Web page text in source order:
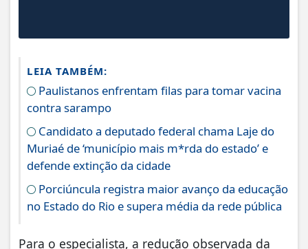
LEIA TAMBÉM:
Paulistanos enfrentam filas para tomar vacina
contra sarampo
Candidato a deputado federal chama Laje do
Muriaé de ‘município mais m*rda do estado’ e
defende extinção da cidade
Porciúncula registra maior avanço da educação
no Estado do Rio e supera média da rede pública
Para o especialista, a redução observada da